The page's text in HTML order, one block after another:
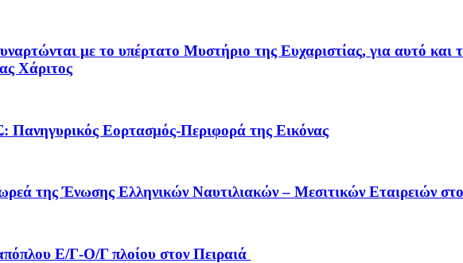
με το υπέρτατο Μυστήριο της Ευχαριστίας, για αυτό
Χάριτος
Εορτασμός-Περιφορά της Εικόνας
της Ένωσης Ελληνικών Ναυτιλιακών – Μεσιτικών Εταιρειών
Ε/Γ-Ο/Γ πλοίου στον Πειραιά